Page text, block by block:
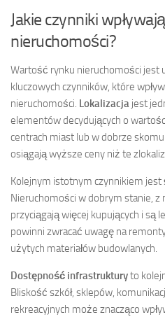
Jakie czynniki
nieruchomości?
Wartość rynku nieruchomości jest
kluczowych czynników, które
nieruchomości. Lokalizacja jest
elementów decydujących o
centrach miast lub w dobrze
osiągają wyższe ceny niż te
Kolejnym istotnym czynnikiem jest
Nieruchomości w dobrym stanie,
przyciągają więcej kupujących i są
powinni zwracać uwagę na
użytych materiałów budowlanych.
Dostępność infrastrukturyto
Bliskość szkół, sklepów,
rekreacyjnych może znacząco